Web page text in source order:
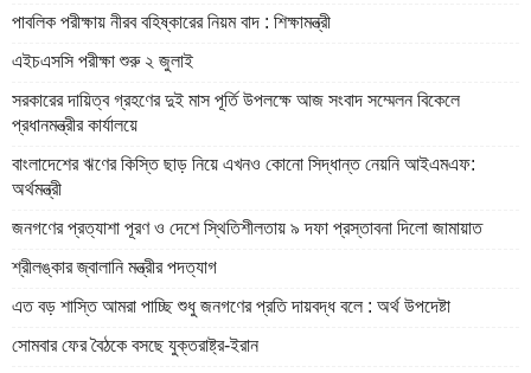
পাবলিক পরীক্ষায় নীরব বহিষ্কারের নিয়ম বাদ : শিক্ষামন্ত্রী
এইচএসসি পরীক্ষা শুরু ২ জুলাই
সরকারের দায়িত্ব গ্রহণের দুই মাস পূর্তি উপলক্ষে আজ সংবাদ সম্মেলন বিকেলে
প্রধানমন্ত্রীর কার্যালয়ে
বাংলাদেশের ঋণের কিস্তি ছাড় নিয়ে এখনও কোনো সিদ্ধান্ত নেয়নি আইএমএফ:
অর্থমন্ত্রী
জনগণের প্রত্যাশা পূরণ ও দেশে স্থিতিশীলতায় ৯ দফা প্রস্তাবনা দিলো জামায়াত
শ্রীলঙ্কার জ্বালানি মন্ত্রীর পদত্যাগ
এত বড় শাস্তি আমরা পাচ্ছি শুধু জনগণের প্রতি দায়বদ্ধ বলে : অর্থ উপদেষ্টা
সোমবার ফের বৈঠকে বসছে যুক্তরাষ্ট্র-ইরান